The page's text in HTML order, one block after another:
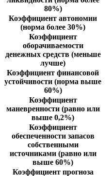
80%)
Коэффициент автономии
(норма более 30%)
Коэффициент
оборачиваемости
денежных средств (меньше
лучше)
Коэффициент финансовой
устойчивости (норма выше
60%)
Коэффициент
маневренности (равно или
выше 0,2%)
Коэффициент
обеспеченности запасов
собственными
источниками (равно или
выше 60%)
Коэффициент прогноза